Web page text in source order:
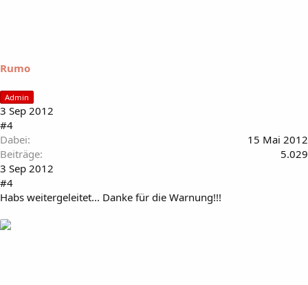
Rumo
Admin
3 Sep 2012
#4
Dabei
15 Mai 2012
Beiträge
5.029
3 Sep 2012
#4
Habs weitergeleitet... Danke für die Warnung!!!